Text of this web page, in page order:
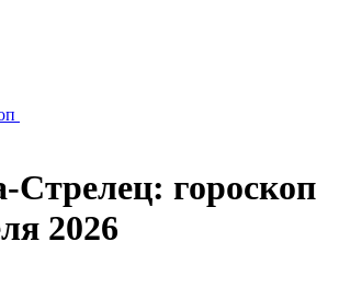
гороскоп
2026